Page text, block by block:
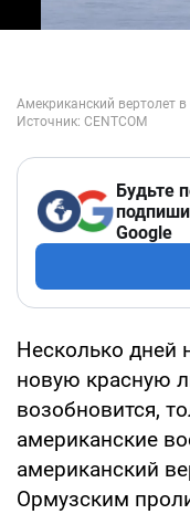
Будьте
Google
Несколько дней
новую красную
возобновится,
американские
американский
Ормузским